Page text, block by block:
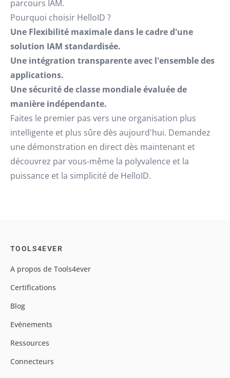
parcours IAM.
Pourquoi choisir HelloID ?
Une Flexibilité maximale dans le cadre d'une
solution IAM standardisée.
Une intégration transparente avec l'ensemble des
applications.
Une sécurité de classe mondiale évaluée de
manière indépendante.
Faites le premier pas vers une organisation plus
intelligente et plus sûre dès aujourd'hui. Demandez
une démonstration en direct dès maintenant et
découvrez par vous-même la polyvalence et la
puissance et la simplicité de HelloID.
TOOLS4EVER
A propos de Tools4ever
Certifications
Blog
Evénements
Ressources
Connecteurs